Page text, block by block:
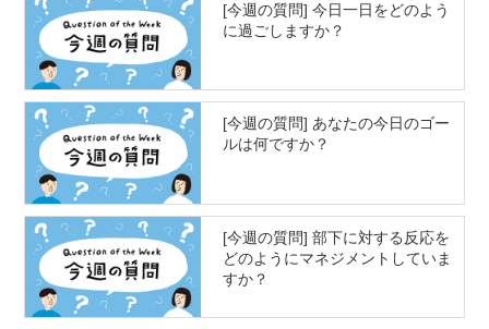
[今週の質問] 今日一日をどのよう
に過ごしますか？
[今週の質問] あなたの今日のゴー
ルは何ですか？
[今週の質問] 部下に対する反応を
どのようにマネジメントしていま
すか？